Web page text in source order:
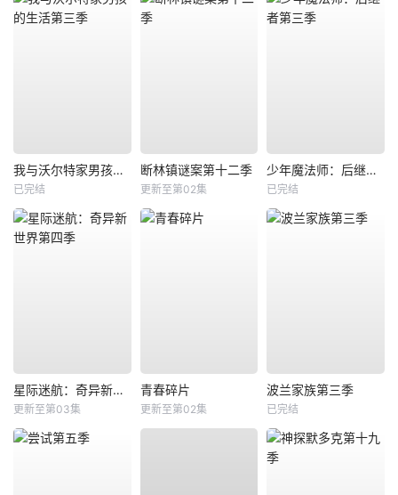
我与沃尔特家男孩的生活第三季
已完结
断林镇谜案第十二季
更新至第02集
少年魔法师：后继者第三季
已完结
星际迷航：奇异新世界第四季
更新至第03集
青春碎片
更新至第02集
波兰家族第三季
已完结